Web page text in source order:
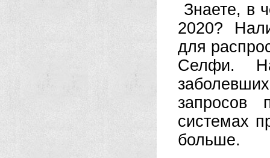
Знаете, в
2020?
для
Селфи.
запросов
системах
больше.